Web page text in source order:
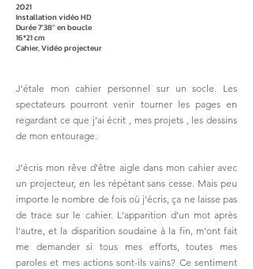
2021
Installation vidéo HD
Durée 7'38'' en boucle
16*21 cm
Cahier, Vidéo projecteur
J'étale mon cahier personnel sur un socle. Les
spectateurs pourront venir tourner les pages en
regardant ce que j’ai écrit , mes projets , les dessins
de mon entourage.
J'écris mon rêve d'être aigle dans mon cahier avec
un projecteur, en les répétant sans cesse. Mais peu
importe le nombre de fois où j'écris, ça ne laisse pas
de trace sur le cahier. L'apparition d'un mot après
l'autre, et la disparition soudaine à la fin, m'ont fait
me demander si tous mes efforts, toutes mes
paroles et mes actions sont-ils vains? Ce sentiment